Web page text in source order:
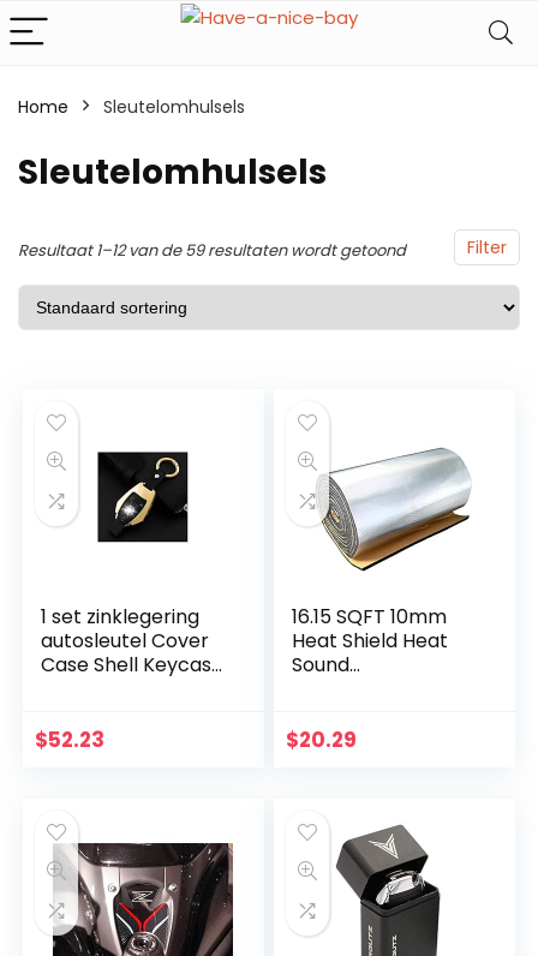
Home Sleutelomhulsels
Sleutelomhulsels
Filter
Resultaat 1–12 van de 59 resultaten wordt getoond
1 set zinklegering
autosleutel Cover
Case Shell Keycase,
$52.23
16.15 SQFT 10mm
Heat Shield Heat
Sound
zelfklevende
$20.29